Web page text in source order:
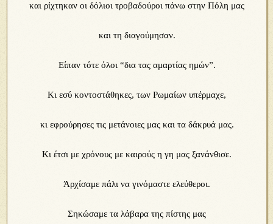
και ρίχτηκαν οι δόλιοι τροβαδούροι πάνω στην Πόλη μας
και τη διαγούμησαν.
Είπαν τότε όλοι “δια τας αμαρτίας ημών”.
Κι εσύ κοντοστάθηκες, των Ρωμαίων υπέρμαχε,
κι εφρούρησες τις μετάνοιες μας και τα δάκρυά μας.
Κι έτσι με χρόνους με καιρούς η γη μας ξανάνθισε.
Άρχίσαμε πάλι να γινόμαστε ελεύθεροι.
Σηκώσαμε τα λάβαρα της πίστης μας